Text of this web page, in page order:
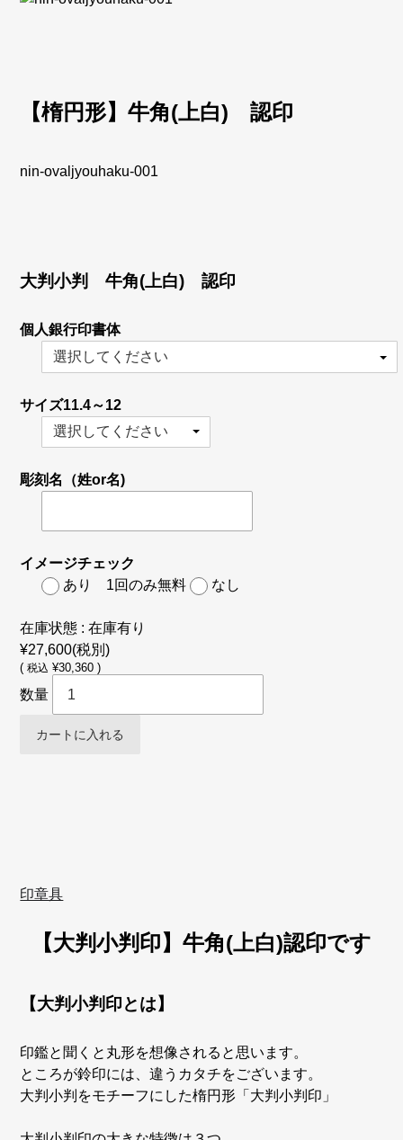
【楕円形】牛角(上白) 認印
nin-ovaljyouhaku-001
大判小判 牛角(上白) 認印
個人銀行印書体
サイズ11.4～12
彫刻名（姓or名)
イメージチェック
あり 1回のみ無料
なし
在庫状態 : 在庫有り
¥27,600(税別)
(税込 ¥30,360 )
数量
印章具
【大判小判印】牛角(上白)認印です
【大判小判印とは】
印鑑と聞くと丸形を想像されると思います。
ところが鈴印には、違うカタチをございます。
大判小判をモチーフにした楕円形「大判小判印」